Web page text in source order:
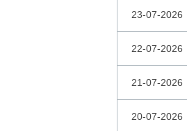
23-07-2026
22-07-2026
21-07-2026
20-07-2026